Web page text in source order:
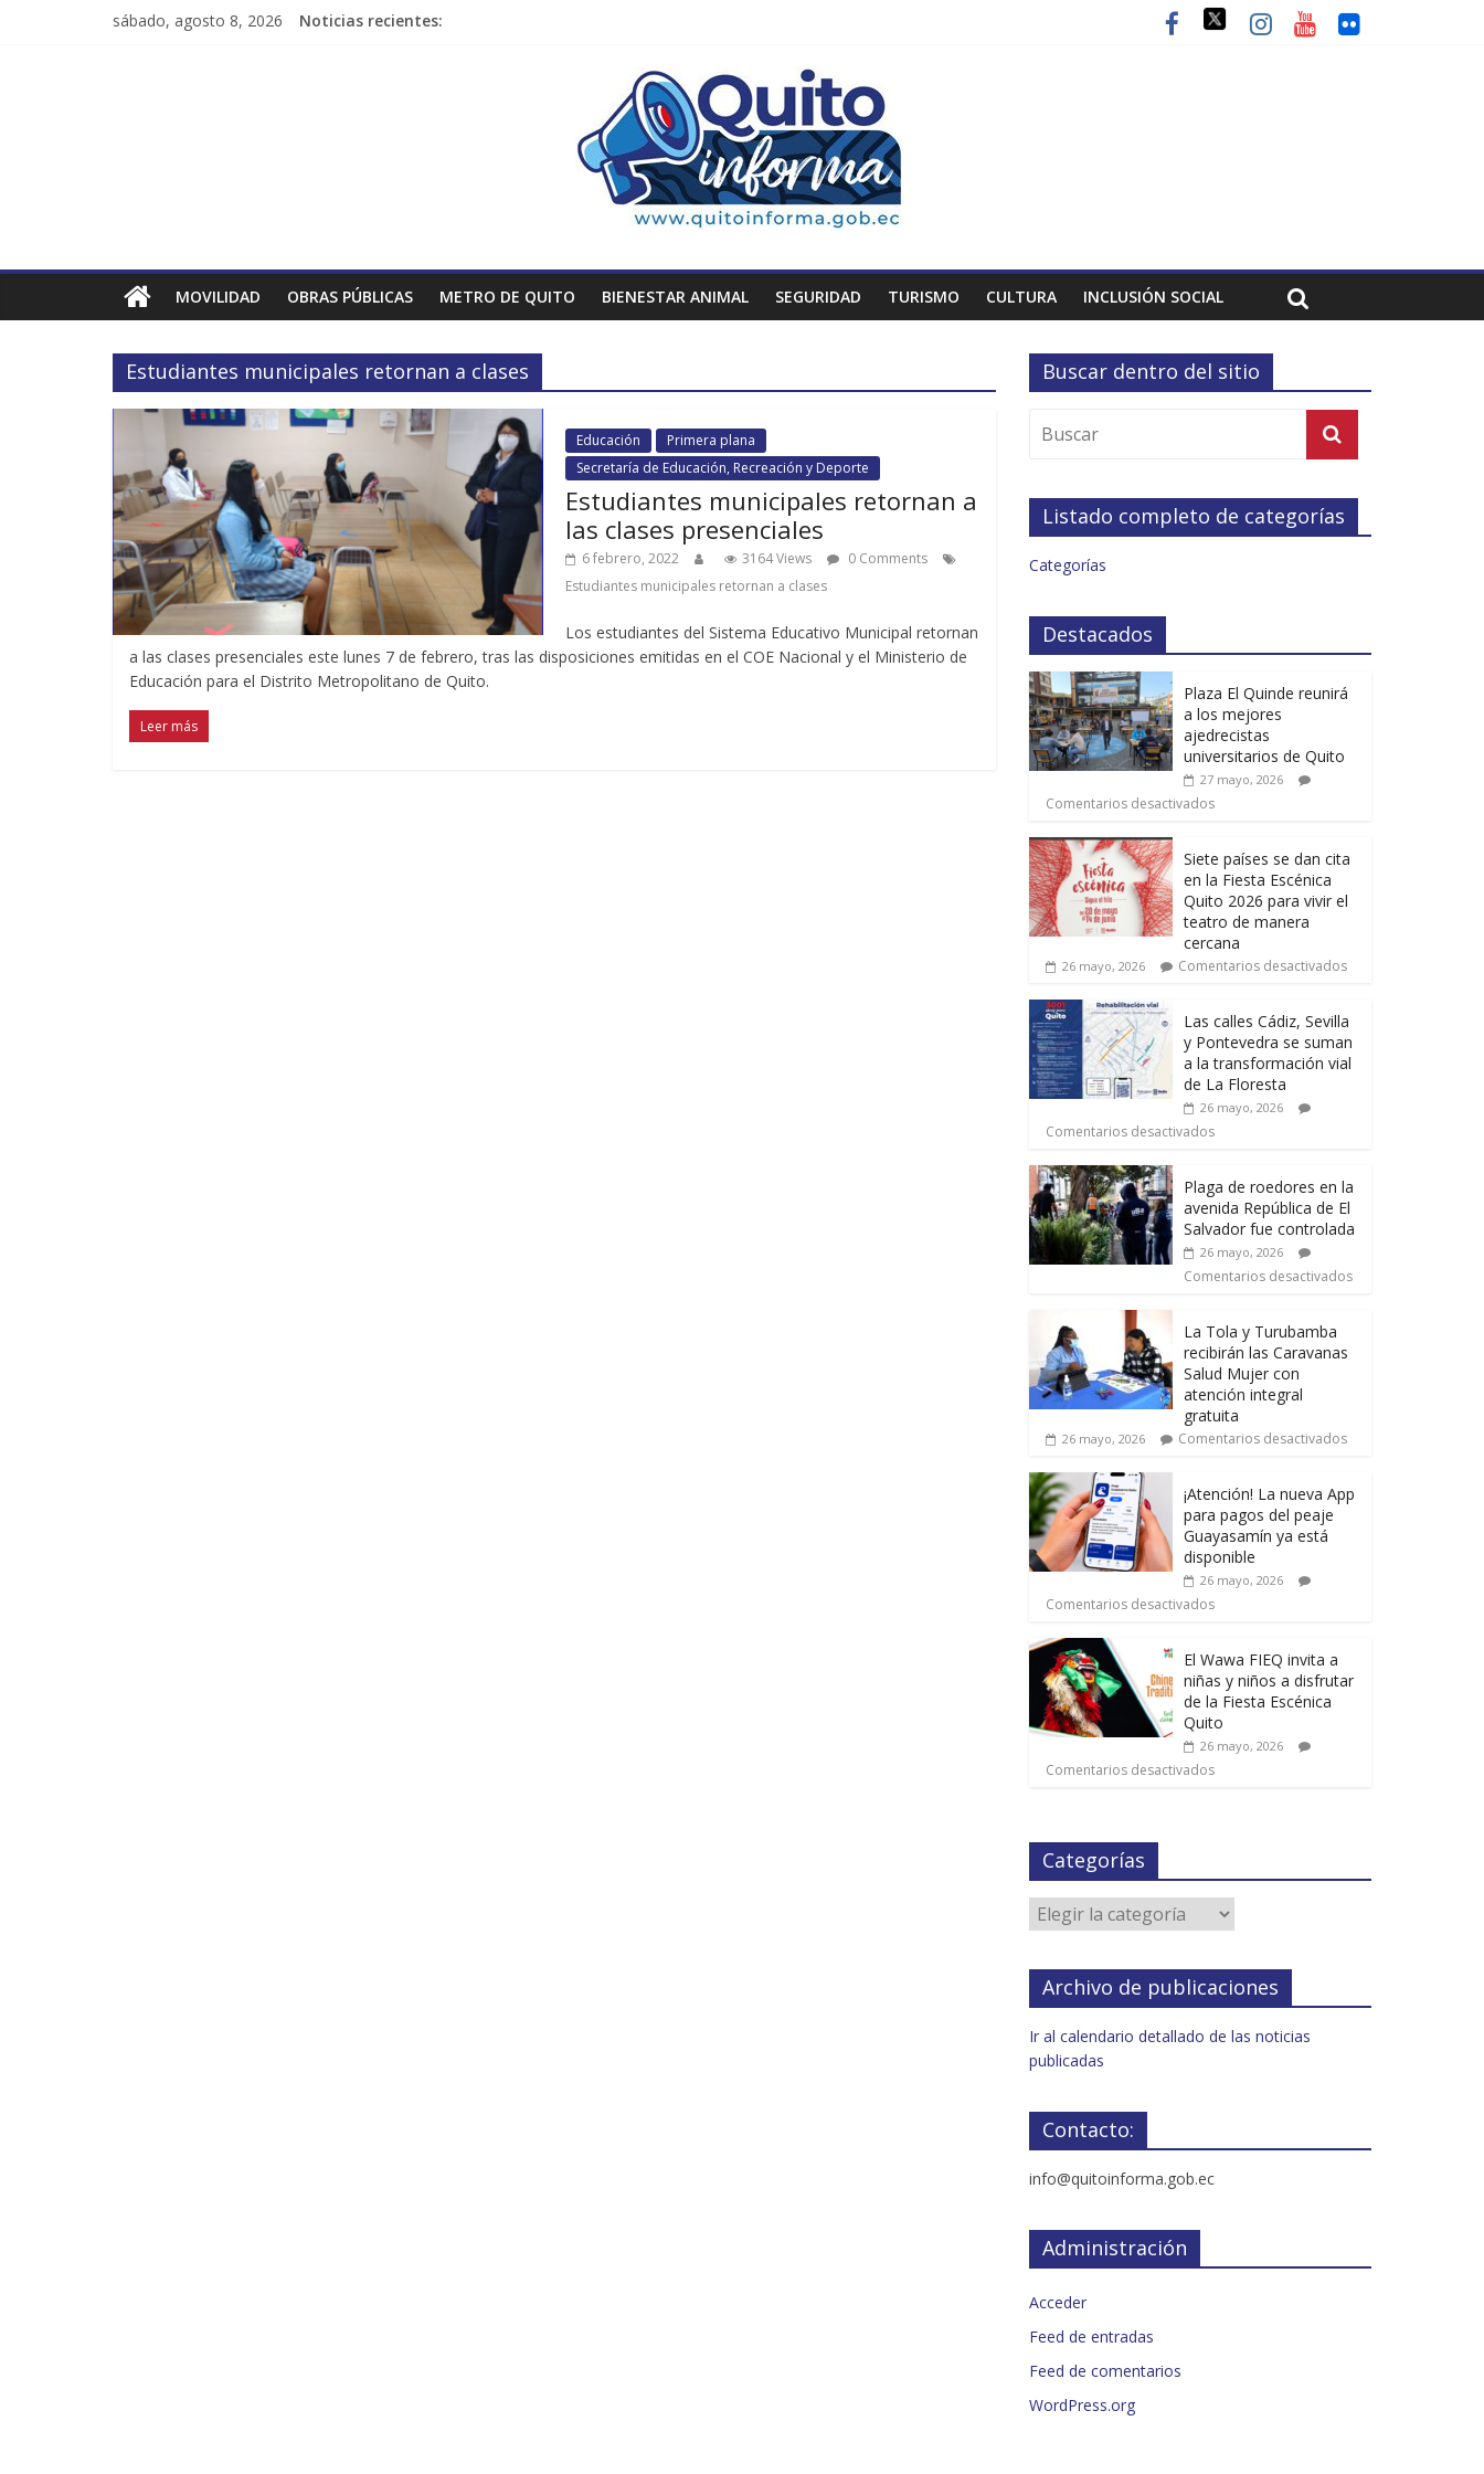
sábado, agosto 8, 2026 Noticias recientes:
MOVILIDAD OBRAS PÚBLICAS METRO DE QUITO BIENESTAR ANIMAL SEGURIDAD TURISMO CULTURA INCLUSIÓN SOCIAL
Estudiantes municipales retornan a clases
Educación
Primera plana
Secretaría de Educación, Recreación y Deporte
Estudiantes municipales retornan a
las clases presenciales
6 febrero, 2022 3164 Views
0 Comments
Estudiantes municipales retornan a clases
Los estudiantes del Sistema Educativo Municipal retornan
a las clases presenciales este lunes 7 de febrero, tras las disposiciones emitidas en el COE Nacional y el Ministerio de
Educación para el Distrito Metropolitano de Quito.
Leer más
Buscar dentro del sitio
Listado completo de categorías
Categorías
Destacados
Plaza El Quinde reunirá
a los mejores
ajedrecistas
universitarios de Quito
27 mayo, 2026
Comentarios desactivados
Siete países se dan cita
en la Fiesta Escénica
Quito 2026 para vivir el
teatro de manera
cercana
26 mayo, 2026 Comentarios desactivados
Las calles Cádiz, Sevilla
y Pontevedra se suman
a la transformación vial
de La Floresta
26 mayo, 2026
Comentarios desactivados
Plaga de roedores en la
avenida República de El
Salvador fue controlada
26 mayo, 2026
Comentarios desactivados
La Tola y Turubamba
recibirán las Caravanas
Salud Mujer con
atención integral
gratuita
26 mayo, 2026 Comentarios desactivados
¡Atención! La nueva App
para pagos del peaje
Guayasamín ya está
disponible
26 mayo, 2026
Comentarios desactivados
El Wawa FIEQ invita a
niñas y niños a disfrutar
de la Fiesta Escénica
Quito
26 mayo, 2026
Comentarios desactivados
Categorías
Archivo de publicaciones
Ir al calendario detallado de las noticias
publicadas
Contacto:
info@quitoinforma.gob.ec
Administración
Acceder
Feed de entradas
Feed de comentarios
WordPress.org